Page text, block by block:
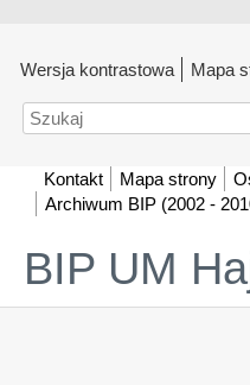
Wersja kontrastowa Mapa
Szukaj
Kontakt Mapa strony
Archiwum BIP (2002 -
BIP UM